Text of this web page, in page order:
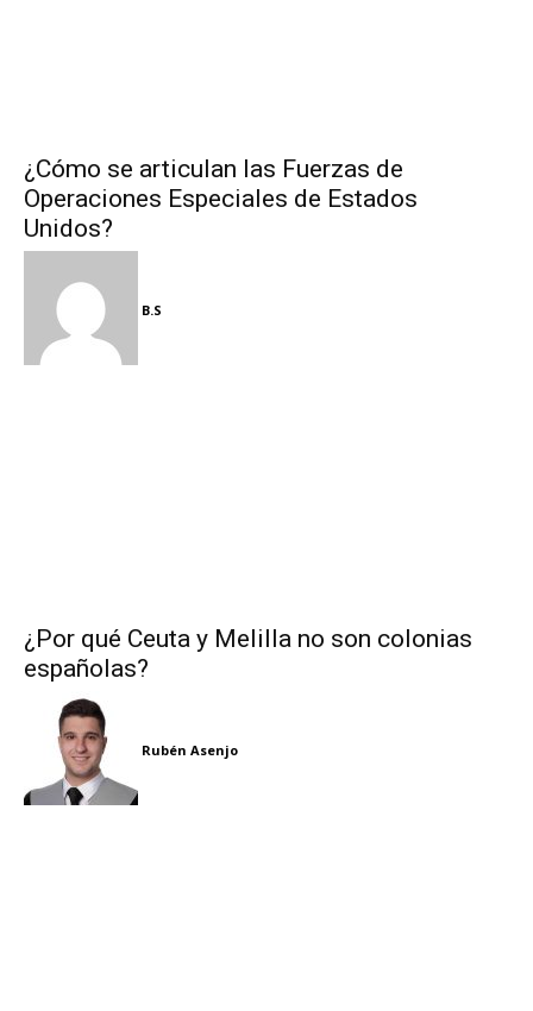
¿Cómo se articulan las Fuerzas de
Operaciones Especiales de Estados
Unidos?
B.S
¿Por qué Ceuta y Melilla no son colonias
españolas?
Rubén Asenjo